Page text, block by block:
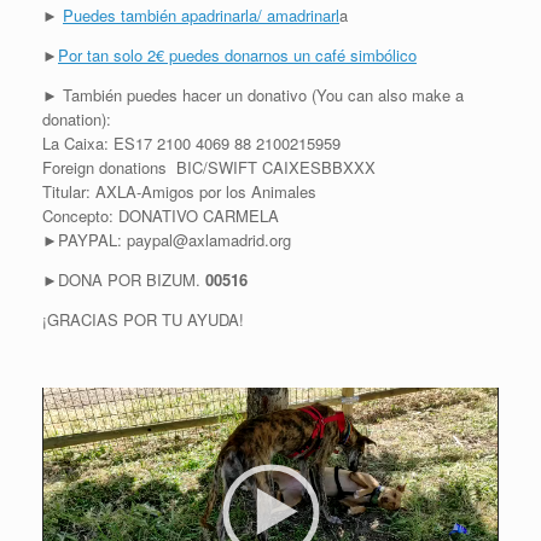
► Puedes también apadrinarla/ amadrinarla
► Por tan solo 2€ puedes donarnos un café simbólico
► También puedes hacer un donativo (You can also make a
donation):
La Caixa: ES17 2100 4069 88 2100215959
Foreign donations BIC/SWIFT CAIXESBBXXX
Titular: AXLA-Amigos por los Animales
Concepto: DONATIVO CARMELA
►PAYPAL: paypal@axlamadrid.org
►DONA POR BIZUM. 00516
¡GRACIAS POR TU AYUDA!
R
e
p
r
o
d